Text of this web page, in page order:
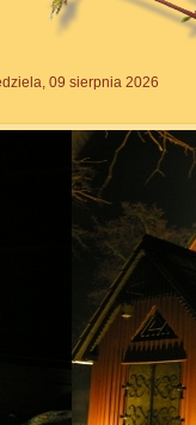
09 sierpnia 2026